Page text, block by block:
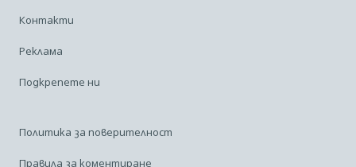
Контакти
Реклама
Подкрепете ни
Политика за поверителност
Правила за коментиране